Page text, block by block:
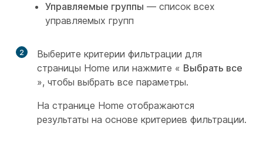
Управляемые группы — список всех
управляемых групп
2
Выберите критерии фильтрации для
страницы Home или нажмите « Выбрать все
», чтобы выбрать все параметры.
На странице Home отображаются
результаты на основе критериев фильтрации.